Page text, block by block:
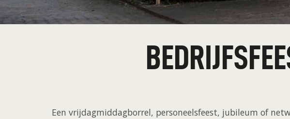
Een vrijdagmiddagborrel, personeelsfeest, jubileum of